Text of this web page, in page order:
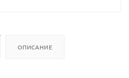
ОПИСАНИЕ